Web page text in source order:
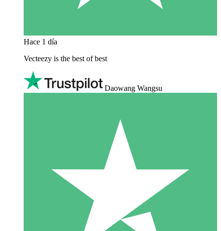
Hace 1 día
Vecteezy is the best of best
Daowang Wangsu